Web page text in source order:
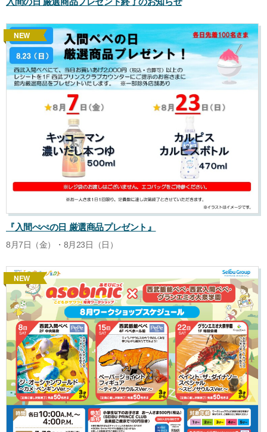
NEW
『入間ぺぺの日 厳選商品プレゼント』
8月7日（金）・8月23日（日）
NEW